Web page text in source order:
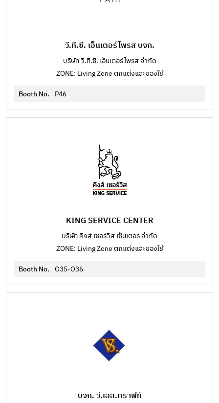
วี.ที.ซี. เอ็นเตอร์ไพรส บจก.
บริษัท วี.ที.ซี. เอ็นเตอร์ไพรส จำกัด
ZONE: Living Zone ตกแต่งและของใช้
Booth No. P46
KING SERVICE CENTER
บริษัท คิงส์ เซอร์วิส เซ็นเตอร์ จำกัด
ZONE: Living Zone ตกแต่งและของใช้
Booth No. O35-O36
บจก. วี.เอส.คราฟท์